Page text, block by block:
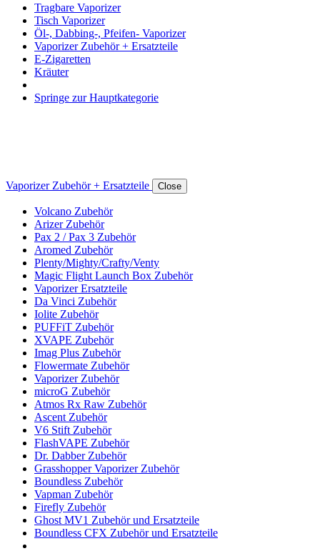
Tragbare Vaporizer
Tisch Vaporizer
Öl-, Dabbing-, Pfeifen- Vaporizer
Vaporizer Zubehör + Ersatzteile
E-Zigaretten
Kräuter
Springe zur Hauptkategorie
Vaporizer Zubehör + Ersatzteile Close
Volcano Zubehör
Arizer Zubehör
Pax 2 / Pax 3 Zubehör
Aromed Zubehör
Plenty/Mighty/Crafty/Venty
Magic Flight Launch Box Zubehör
Vaporizer Ersatzteile
Da Vinci Zubehör
Iolite Zubehör
PUFFiT Zubehör
XVAPE Zubehör
Imag Plus Zubehör
Flowermate Zubehör
Vaporizer Zubehör
microG Zubehör
Atmos Rx Raw Zubehör
Ascent Zubehör
V6 Stift Zubehör
FlashVAPE Zubehör
Dr. Dabber Zubehör
Grasshopper Vaporizer Zubehör
Boundless Zubehör
Vapman Zubehör
Firefly Zubehör
Ghost MV1 Zubehör und Ersatzteile
Boundless CFX Zubehör und Ersatzteile